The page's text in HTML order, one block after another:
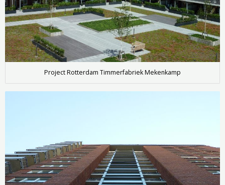
Project Rotterdam Timmerfabriek Mekenkamp